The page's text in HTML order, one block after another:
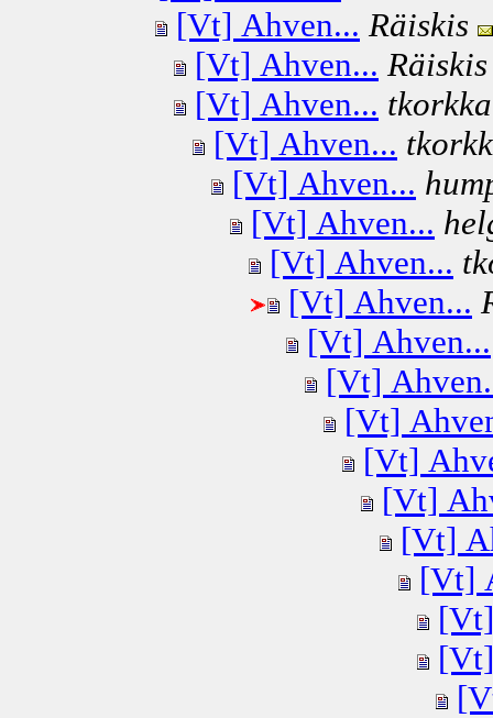
[Vt] Ahven... Räiskis
[Vt] Ahven... Räiskis
[Vt] Ahven... tkorkka
[Vt] Ahven...
[Vt] Ahven...
[Vt] Ahven...
[Vt] Ahven...
[Vt] Ahven...
[Vt] Ahven...
[Vt]
[Vt]
[Vt]
[Vt]
[Vt]
[Vt]